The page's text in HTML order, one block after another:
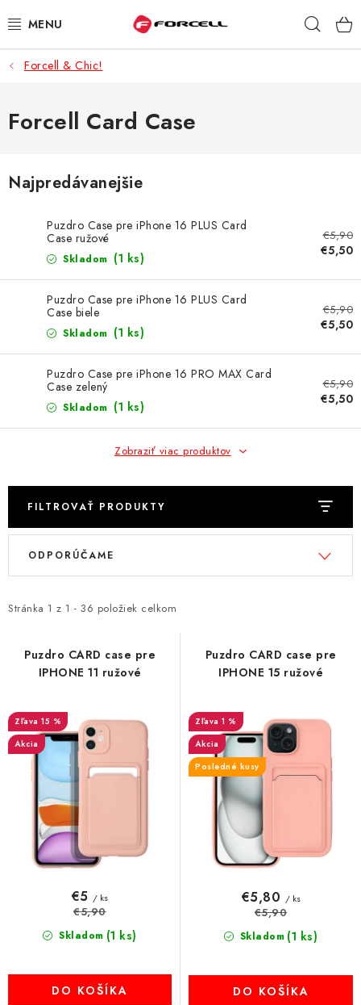
na
PUZDRÁ A OBALY
TVRDENÉ SKLÁ
NABÍJAČKY
DRŽIAKY NA MOBIL
BATÉRIE DO MOBILOV
ŠPORT A HOBBY
SLÚCHADLÁ, REPRODUKTORY A MIKROFÓNY
EXKLUZÍVNE ZNAČKY
TIPY NA DARČEKY
PAMÄŤOVÉ KARTY A DISKY
NÁRADIE A NÁHRADNÉ DIELY
PRÍSLUŠENSTVO K NOTEBOOKOM A PC
MULTIMÉDIÁ
KAMERY
OSTATNÉ PRÍSLUŠENSTVO
VÝPREDAJ
Doprava a platba
Obchodné podmienky
Podmienky ochrany osobných údajov
Reklamácia Kontakty
Forcell & Chic!
Forcell Card Case
Najpredávanejšie
Puzdro Case pre iPhone 16 PLUS Card
Case ružové
Skladom (1 ks)
€5,90
€5,50
Puzdro Case pre iPhone 16 PLUS Card
Case biele
Skladom (1 ks)
€5,90
€5,50
Puzdro Case pre iPhone 16 PRO MAX Card
Case zelený
Skladom (1 ks)
€5,90
€5,50
Zobraziť viac produktov
FILTROVAŤ PRODUKTY
V
i
d
u
Stránka 1 z 1 - 36 položiek celkom
R
e
r
o
ODPORÚČAME
Puzdro CARD case pre
IPHONE 11 ružové
15 %
Akcia
Skladom (1 ks)
€5 / ks
€5,90
DO KOŠÍKA
Puzdro CARD case pre
IPHONE 15 ružové
1 %
Akcia
Posledné kusy
Skladom (1 ks)
€5,80 / ks
€5,90
DO KOŠÍKA